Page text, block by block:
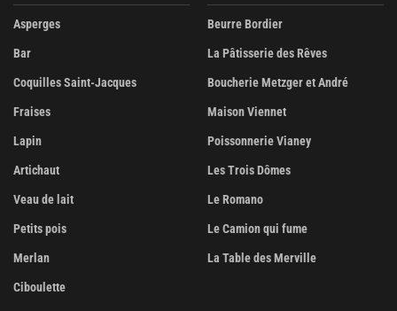
Asperges
Bar
Coquilles Saint-Jacques
Fraises
Lapin
Artichaut
Veau de lait
Petits pois
Merlan
Ciboulette
Beurre Bordier
La Pâtisserie des Rêves
Boucherie Metzger et André
Maison Viennet
Poissonnerie Vianey
Les Trois Dômes
Le Romano
Le Camion qui fume
La Table des Merville